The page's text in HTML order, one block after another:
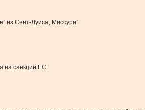
из Сент-Луиса, Миссури”
на санкции ЕС